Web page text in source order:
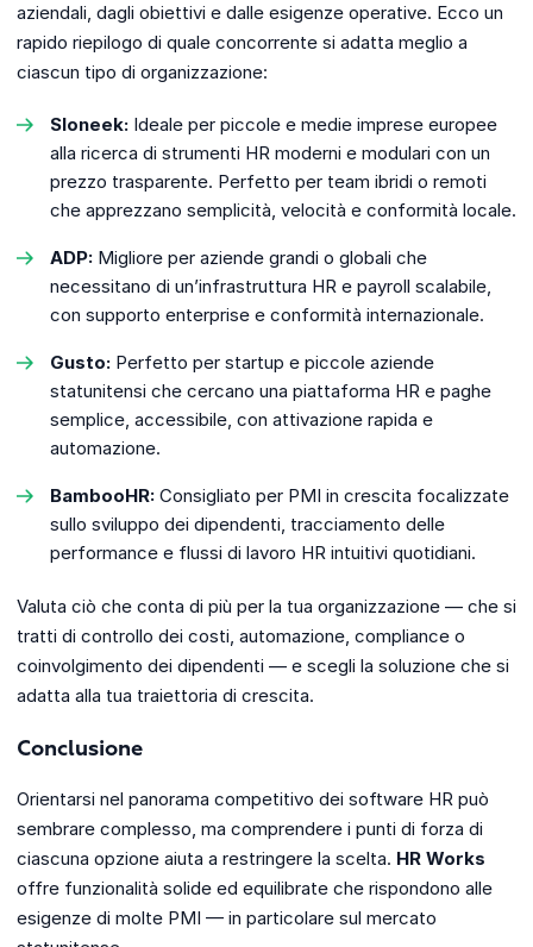
aziendali, dagli obiettivi e dalle esigenze operative. Ecco un
rapido riepilogo di quale concorrente si adatta meglio a
ciascun tipo di organizzazione:
Sloneek: Ideale per piccole e medie imprese europee
alla ricerca di strumenti HR moderni e modulari con un
prezzo trasparente. Perfetto per team ibridi o remoti
che apprezzano semplicità, velocità e conformità locale.
ADP: Migliore per aziende grandi o globali che
necessitano di un’infrastruttura HR e payroll scalabile,
con supporto enterprise e conformità internazionale.
Gusto: Perfetto per startup e piccole aziende
statunitensi che cercano una piattaforma HR e paghe
semplice, accessibile, con attivazione rapida e
automazione.
BambooHR: Consigliato per PMI in crescita focalizzate
sullo sviluppo dei dipendenti, tracciamento delle
performance e flussi di lavoro HR intuitivi quotidiani.
Valuta ciò che conta di più per la tua organizzazione — che si
tratti di controllo dei costi, automazione, compliance o
coinvolgimento dei dipendenti — e scegli la soluzione che si
adatta alla tua traiettoria di crescita.
Conclusione
Orientarsi nel panorama competitivo dei software HR può
sembrare complesso, ma comprendere i punti di forza di
ciascuna opzione aiuta a restringere la scelta. HR Works
offre funzionalità solide ed equilibrate che rispondono alle
esigenze di molte PMI — in particolare sul mercato